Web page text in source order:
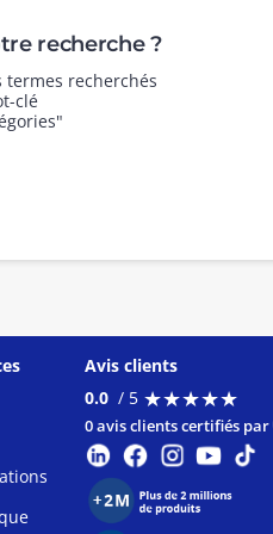
recherche ?
recherchés
clé
Avis clients
0.0 / 5 ★★★★★
★★★★★
0 avis clients certifiés par